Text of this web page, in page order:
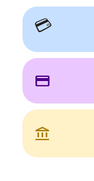
💳
payment
account_balance